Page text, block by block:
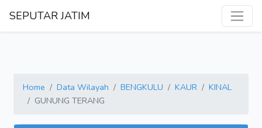
SEPUTAR JATIM
Home Data Wilayah BENGKULU KAUR
KINAL
GUNUNG TERANG